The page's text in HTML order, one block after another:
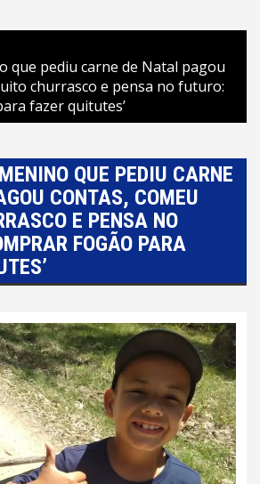
que pediu carne de Natal pagou
churrasco e pensa no futuro:
fazer quitutes’
QUE PEDIU CARNE
CONTAS, COMEU
E PENSA NO
FOGÃO PARA